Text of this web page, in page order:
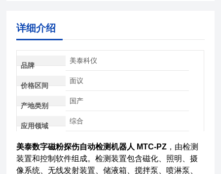
详细介绍
品牌
美泰科仪
价格区间
面议
产地类别
国产
应用领域
综合
美泰数字磁粉探伤自动检测机器人 MTC-PZ ，由检测
装置和控制软件组成。检测装置包含磁化、照明、摄
像系统、无线发射装置、储液箱、搅拌泵、喷淋泵、